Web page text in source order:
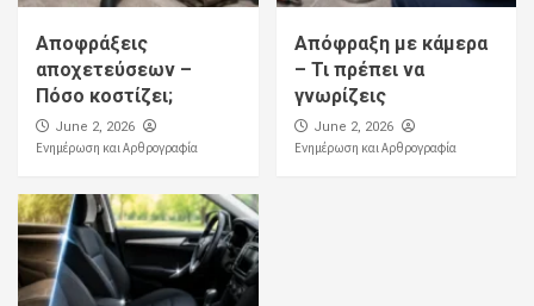
Αποφράξεις
αποχετεύσεων –
Πόσο κοστίζει;
June 2, 2026
Ενημέρωση και Αρθρογραφία
Απόφραξη με κάμερα
– Τι πρέπει να
γνωρίζεις
June 2, 2026
Ενημέρωση και Αρθρογραφία